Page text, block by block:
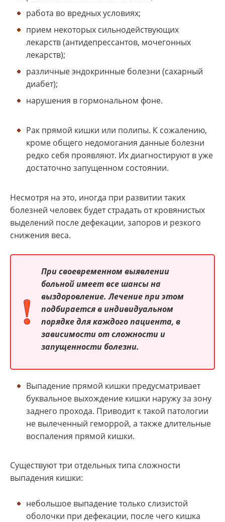
работа во вредных условиях;
прием некоторых сильнодействующих
лекарств (антидепрессантов, мочегонных
лекарств);
различные эндокринные болезни (сахарный
диабет);
нарушения в гормональном фоне.
Рак прямой кишки или полипы. К сожалению,
кроме общего недомогания данные болезни
редко себя проявляют. Их диагностируют в уже
достаточно запущенном состоянии.
Несмотря на это, иногда при развитии таких
болезней человек будет страдать от кровянистых
выделений после дефекации, запоров и резкого
снижения веса.
При своевременном выявлении
больной имеет все шансы на
выздоровление. Лечение при этом
подбирается в индивидуальном
порядке для каждого пациента, в
зависимости от сложности и
запущенности болезни.
Выпадение прямой кишки предусматривает
буквальное выхождение кишки наружу за зону
заднего прохода. Приводит к такой патологии
не вылеченный геморрой, а также длительные
воспаления прямой кишки.
Существуют три отдельных типа сложности
выпадения кишки:
небольшое выпадение только слизистой
оболочки при дефекации, после чего кишка